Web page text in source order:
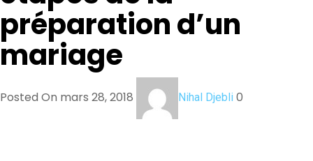
préparation d’un
mariage
Posted On mars 28, 2018 Nihal Djebli 0